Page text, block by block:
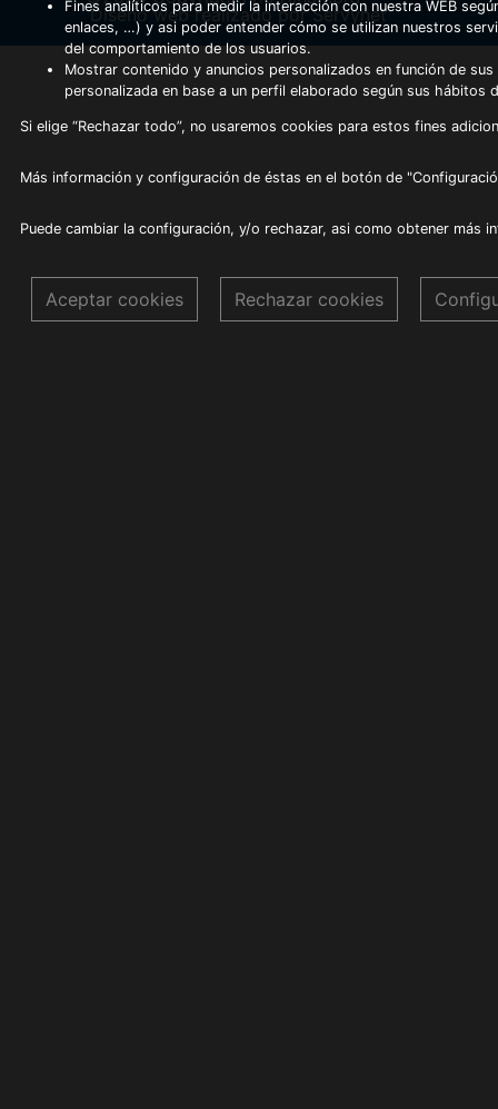
Diseño web realizado por Servynet
Fines analíticos para medir la interacción con nuestra WEB
enlaces, …) y asi poder entender cómo se utilizan nuestros
del comportamiento de los usuarios.
Mostrar contenido y anuncios personalizados en función de
personalizada en base a un perfil elaborado según sus hábitos
Si elige “Rechazar todo”, no usaremos cookies para estos fines
Más información y configuración de éstas en el botón de
Puede cambiar la configuración, y/o rechazar, asi como obtener más
Aceptar cookies Rechazar cookies